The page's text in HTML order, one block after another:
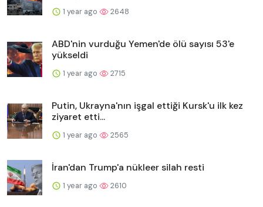
1 year ago 2648
ABD'nin vurduğu Yemen'de ölü sayısı 53'e
yükseldi
1 year ago 2715
Putin, Ukrayna'nın işgal ettiği Kursk'u ilk kez
ziyaret etti...
1 year ago 2565
İran'dan Trump'a nükleer silah resti
1 year ago 2610